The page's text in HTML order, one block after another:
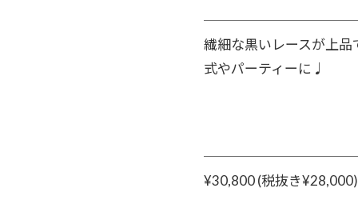
繊細な黒いレースが上
式やパーティーに♩
¥30,800 (税抜き¥28,000)